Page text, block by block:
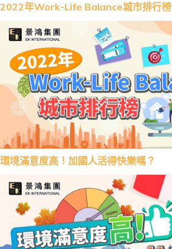
2022年Work-Life Balance城市排行榜
環境滿意度高！加國人活得快樂嗎？